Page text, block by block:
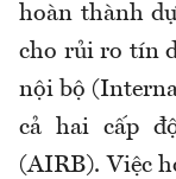
hoàn thành
cho rủi ro tín
nội bộ
cả hai cấp
(AIRB). Việc